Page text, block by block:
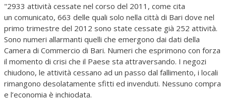
"2933 attività cessate nel corso del 2011, come cita
un comunicato, 663 delle quali solo nella città di Bari dove nel
primo trimestre del 2012 sono state cessate già 252 attività.
Sono numeri allarmanti quelli che emergono dai dati della
Camera di Commercio di Bari. Numeri che esprimono con forza
il momento di crisi che il Paese sta attraversando. I negozi
chiudono, le attività cessano ad un passo dal fallimento, i locali
rimangono desolatamente sfitti ed invenduti. Nessuno compra
e l’economia è inchiodata.